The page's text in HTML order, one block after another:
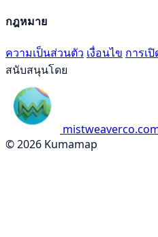
กฎหมาย
ความเป็นส่วนตัว เงื่อนไข การเ
สนับสนุนโดย
© 2026 Kumamap